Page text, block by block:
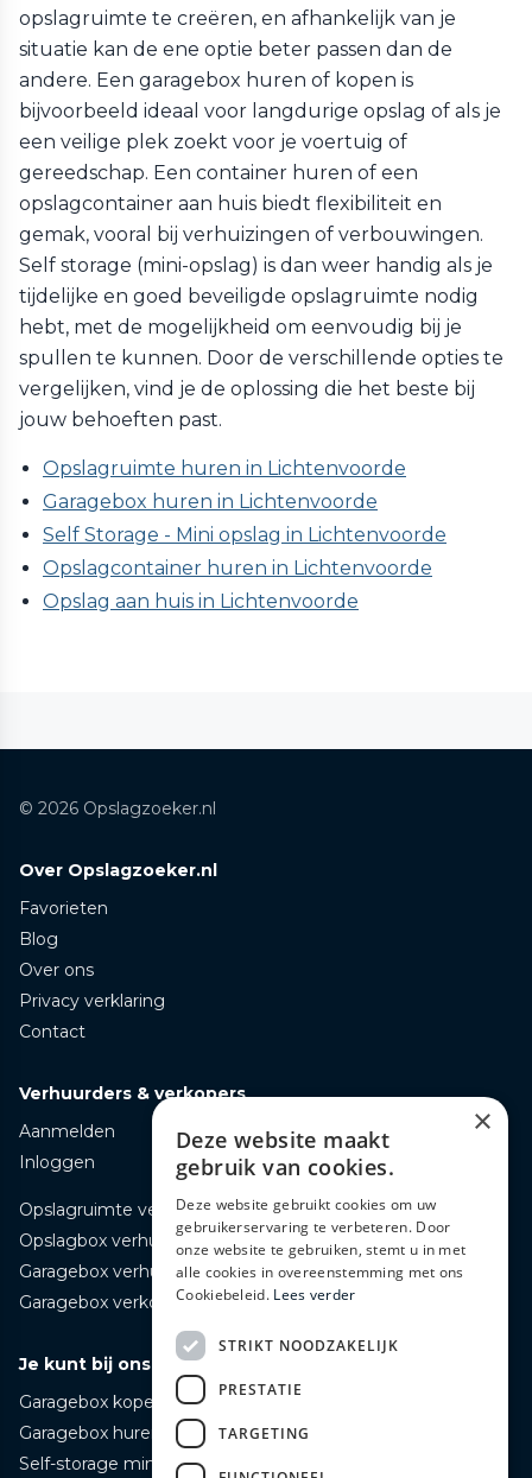
opslagruimte te creëren, en afhankelijk van je
situatie kan de ene optie beter passen dan de
andere. Een garagebox huren of kopen is
bijvoorbeeld ideaal voor langdurige opslag of als je
een veilige plek zoekt voor je voertuig of
gereedschap. Een container huren of een
opslagcontainer aan huis biedt flexibiliteit en
gemak, vooral bij verhuizingen of verbouwingen.
Self storage (mini-opslag) is dan weer handig als je
tijdelijke en goed beveiligde opslagruimte nodig
hebt, met de mogelijkheid om eenvoudig bij je
spullen te kunnen. Door de verschillende opties te
vergelijken, vind je de oplossing die het beste bij
jouw behoeften past.
Opslagruimte huren in Lichtenvoorde
Garagebox huren in Lichtenvoorde
Self Storage - Mini opslag in Lichtenvoorde
Opslagcontainer huren in Lichtenvoorde
Opslag aan huis in Lichtenvoorde
© 2026 Opslagzoeker.nl
Over Opslagzoeker.nl
Favorieten
Blog
Over ons
Privacy verklaring
Contact
Verhuurders & verkopers
Aanmelden
Inloggen
Opslagruimte verhuren
Opslagbox verhuren
Garagebox verhuren
Garagebox verkopen
Je kunt bij ons terecht voor
Garagebox kopen
Garagebox huren
Self-storage mini opslag huren
×
Deze website maakt
gebruik van cookies.
Deze website gebruikt cookies om uw
gebruikerservaring te verbeteren. Door
onze website te gebruiken, stemt u in met
alle cookies in overeenstemming met ons
Cookiebeleid. Lees verder
STRIKT NOODZAKELIJK
PRESTATIE
TARGETING